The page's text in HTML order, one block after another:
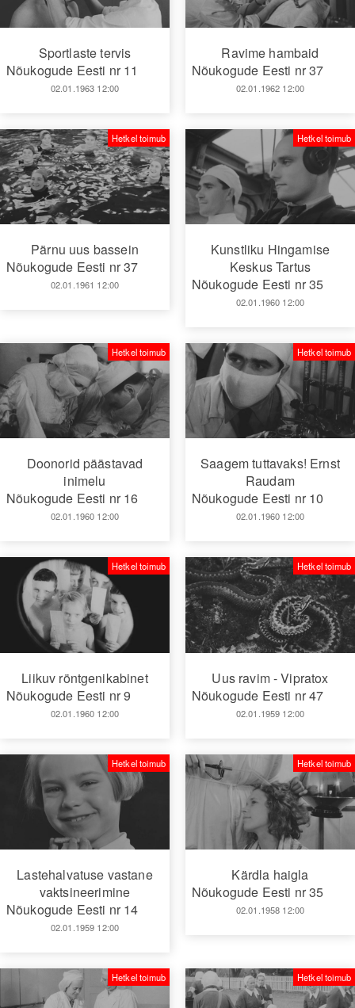
Sportlaste tervis
Nõukogude Eesti nr 11
02.01.1963 12:00
Ravime hambaid
Nõukogude Eesti nr 37
02.01.1962 12:00
Pärnu uus bassein
Nõukogude Eesti nr 37
02.01.1961 12:00
Hetkel toimub
Kunstliku Hingamise
Keskus Tartus
Nõukogude Eesti nr 35
02.01.1960 12:00
Hetkel toimub
Doonorid päästavad
inimelu
Nõukogude Eesti nr 16
02.01.1960 12:00
Hetkel toimub
Saagem tuttavaks! Ernst
Raudam
Nõukogude Eesti nr 10
02.01.1960 12:00
Hetkel toimub
Liikuv röntgenikabinet
Nõukogude Eesti nr 9
02.01.1960 12:00
Hetkel toimub
Uus ravim - Vipratox
Nõukogude Eesti nr 47
02.01.1959 12:00
Hetkel toimub
Lastehalvatuse vastane
vaktsineerimine
Nõukogude Eesti nr 14
02.01.1959 12:00
Hetkel toimub
Kärdla haigla
Nõukogude Eesti nr 35
02.01.1958 12:00
Hetkel toimub
Hetkel toimub Hetkel toimub